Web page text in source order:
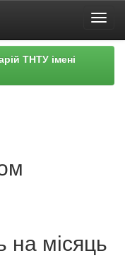
ТНТУ імені
на місяць